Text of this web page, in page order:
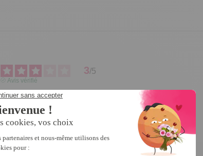
3/5
Avis vérifié
un peu trop lourde et grosse
Avis du23/12/2024 30/11/2024 parC.A.
Utile(0)Signaler
Réponse de